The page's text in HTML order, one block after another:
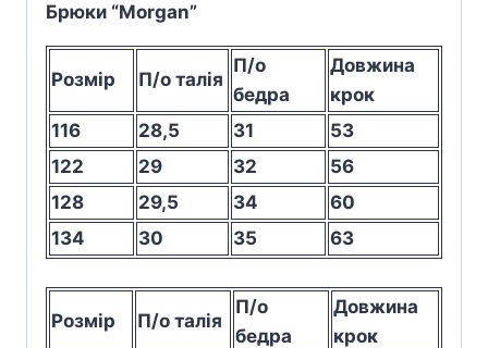
Брюки “Morgan”
Розмір П/о талія
П/о
бедра
Довжина
крок
116
28,5 31
53
122
29 32
56
128
29,5 34
60
134
30 35 63
Розмір П/о талія
П/о
бедра
Довжина
крок